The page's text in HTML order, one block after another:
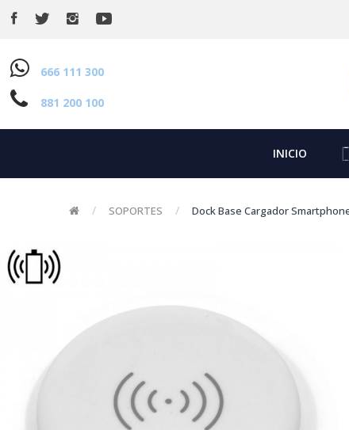
666 111 300
881 200 100
INICIO
SOPORTES Dock Base Cargador